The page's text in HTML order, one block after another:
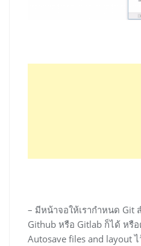
– มีหน้าจอให้เรากำหนด Git
Github หรือ Gitlab ก็ได้ หรื
Autosave files and layout